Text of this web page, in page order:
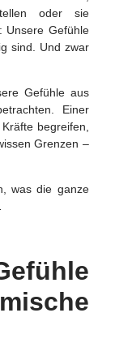
oder sie
Unsere Gefühle
sind. Und zwar
Gefühle aus
Einer
begreifen,
Grenzen –
was die ganze